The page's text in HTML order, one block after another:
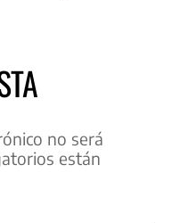
no será
están